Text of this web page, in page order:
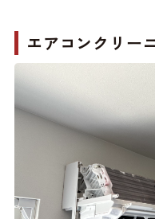
エアコンクリー